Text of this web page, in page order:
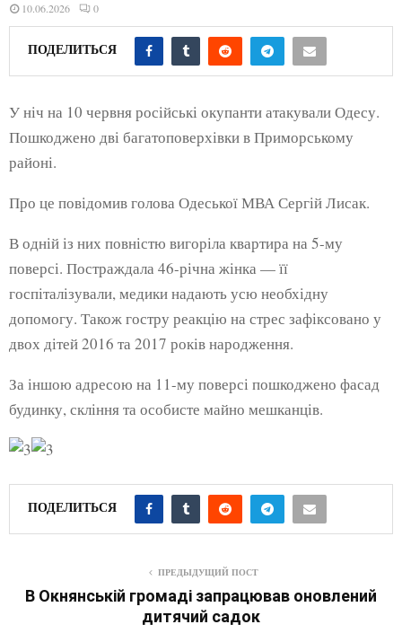
U10.06.2026 0
ПОДЕЛИТЬСЯ
У ніч на 10 червня російські окупанти атакували Одесу.
Пошкоджено дві багатоповерхівки в Приморському
районі.
Про це повідомив голова Одеської МВА Сергій Лисак.
В одній із них повністю вигоріла квартира на 5-му
поверсі. Постраждала 46-річна жінка — її
госпіталізували, медики надають усю необхідну
допомогу. Також гостру реакцію на стрес зафіксовано у
двох дітей 2016 та 2017 років народження.
За іншою адресою на 11-му поверсі пошкоджено фасад
будинку, скління та особисте майно мешканців.
ПОДЕЛИТЬСЯ
ПРЕДЫДУЩИЙ ПОСТ
В Окнянській громаді запрацював оновлений
дитячий садок